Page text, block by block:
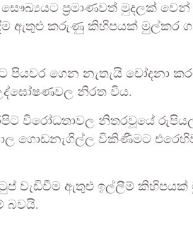
සෞඛ්‍යයට ප්‍රමාණවත් මුදලක්
ඇතුළු කරුණු කිහිපයක් මුල්කර
පියවර ගෙන නැතැයි චෝදනා
නිරත විය.
විරෝධතාවල නිතරවූයේ
ගොඩනැගිල්ල විකිණීමට
වැඩිවීම ඇතුළු ඉල්ලීම්
බවයි.